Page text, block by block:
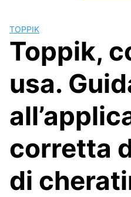
TOPPIK
Toppik,
usa.
corretta
di